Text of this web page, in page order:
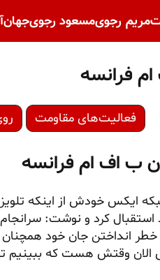
مریم رجویمسعود رجویجهان
فرانسه
فعالیت‌های مقاومت
ب اف ام فرانسه
ایکس خودش از اینکه
کرد و نوشت: سرانجام
انداختن جان خود
الان وقتش هست که ببینیم